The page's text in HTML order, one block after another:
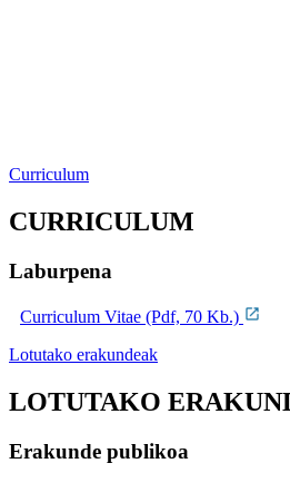
Curriculum
CURRICULUM
Laburpena
Curriculum Vitae (Pdf, 70 Kb.)
Lotutako erakundeak
LOTUTAKO
Erakunde publikoa